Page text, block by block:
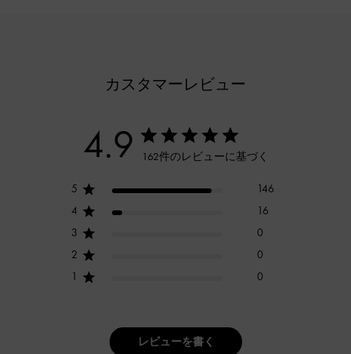
カスタマーレビュー
4.9 162件のレビューに基づく
5
146
4
16
3
0
2
0
1
0
レビューを書く